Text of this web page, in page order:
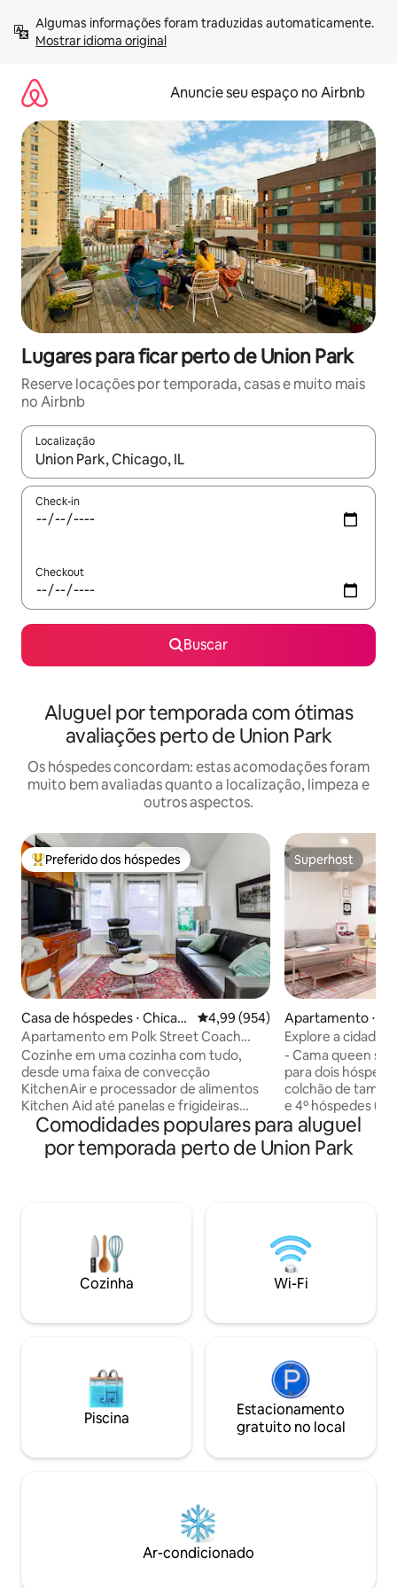
para
Mostrar idioma original
Anuncie seu espaço no Airbnb
Lugares para ficar perto de Union Park
Reserve locações por temporada, casas e muito mais
no Airbnb
Localização
Quando os resultados estiverem disponíveis, explore-os
Check-in
Checkout
Buscar
Aluguel por temporada com ótimas
avaliações perto de Union Park
Os hóspedes concordam: estas acomodações foram
muito bem avaliadas quanto a localização, limpeza e
outros aspectos.
Entre os melhores preferidos dos hóspedes
Preferido dos hóspedes
Casa de hóspedes ⋅ Chicag
o
4,99 de uma avaliação média de
4,99 (954)
Apartamento em Polk Street Coach
House, Little Italy/Medical Dist
Cozinhe em uma cozinha com tudo,
desde uma faixa de convecção
KitchenAir e processador de alimentos
Kitchen Aid até panelas e frigideiras
Calphalon. O visual de meados do século
inclui um confortável sofá de couro
americano, mesa de jantar Gansgo
em Little Italy, perto do Medical District.
Decorado com antiguidades e pinturas
de meados do século, nosso
apartamento no 2º andar é perfeito para
de casa. Tem uma cozinha totalmente
privativa acessível através de um portão
lateral da rua. Para pessoas com
crianças, por favor, note que não há
portão infantil perto do topo da escada.
fácil acesso a toda Chicago. Os principais
a 6 quarteirões. O trem elevado da linha
rosa de Chicago fica a 2 quarteirões; a
linha azul fica a 3 quarteirões. Faça um
passeio de táxi rápido para o centro da
Superhost
Superhost
Apartamento ⋅
Explore a cidade
elegante
- Cama queen
para dois hóspedes. - Sofá-cama
colchão de
e 4º hóspedes
configurar). - Berço de solteiro portátil
adicional pode
solicitação. -
jantar no pátio. - O portão de entrada e a
porta são com
- Espaço de
anexado
Estacionamento
(Estacionamento
Chicago) e
de zona para
frente ao
oferece
(compartilhe com
Comodidades populares para aluguel
por temporada perto de Union Park
Cozinha Wi-Fi
Piscina
Estacionamento
gratuito no local
Ar-condicionado